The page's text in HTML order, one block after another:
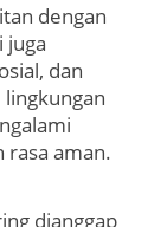
dengan
juga
dan
rasa aman.
dianggap